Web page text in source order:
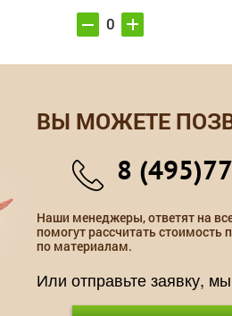
ВЫ МОЖЕТЕ
8
Наши менеджеры, ответят на
помогут рассчитать
по материалам.
Или отправьте заявку,